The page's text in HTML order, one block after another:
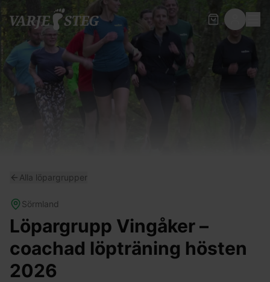
Alla löpargrupper
Sörmland
Löpargrupp Vingåker –
coachad löpträning hösten
2026